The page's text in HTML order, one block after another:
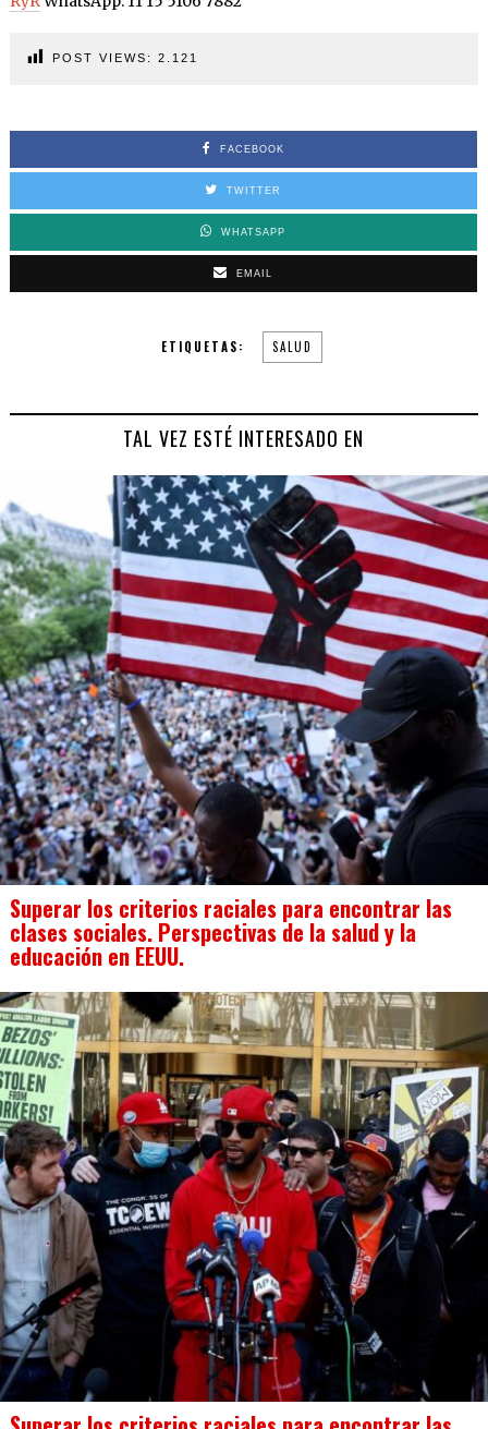
POST VIEWS: 2.121
FACEBOOK
TWITTER
WHATSAPP
EMAIL
ETIQUETAS: SALUD
TAL VEZ ESTÉ INTERESADO EN
Superar los criterios raciales para encontrar las
clases sociales. Perspectivas de la salud y la
educación en EEUU.